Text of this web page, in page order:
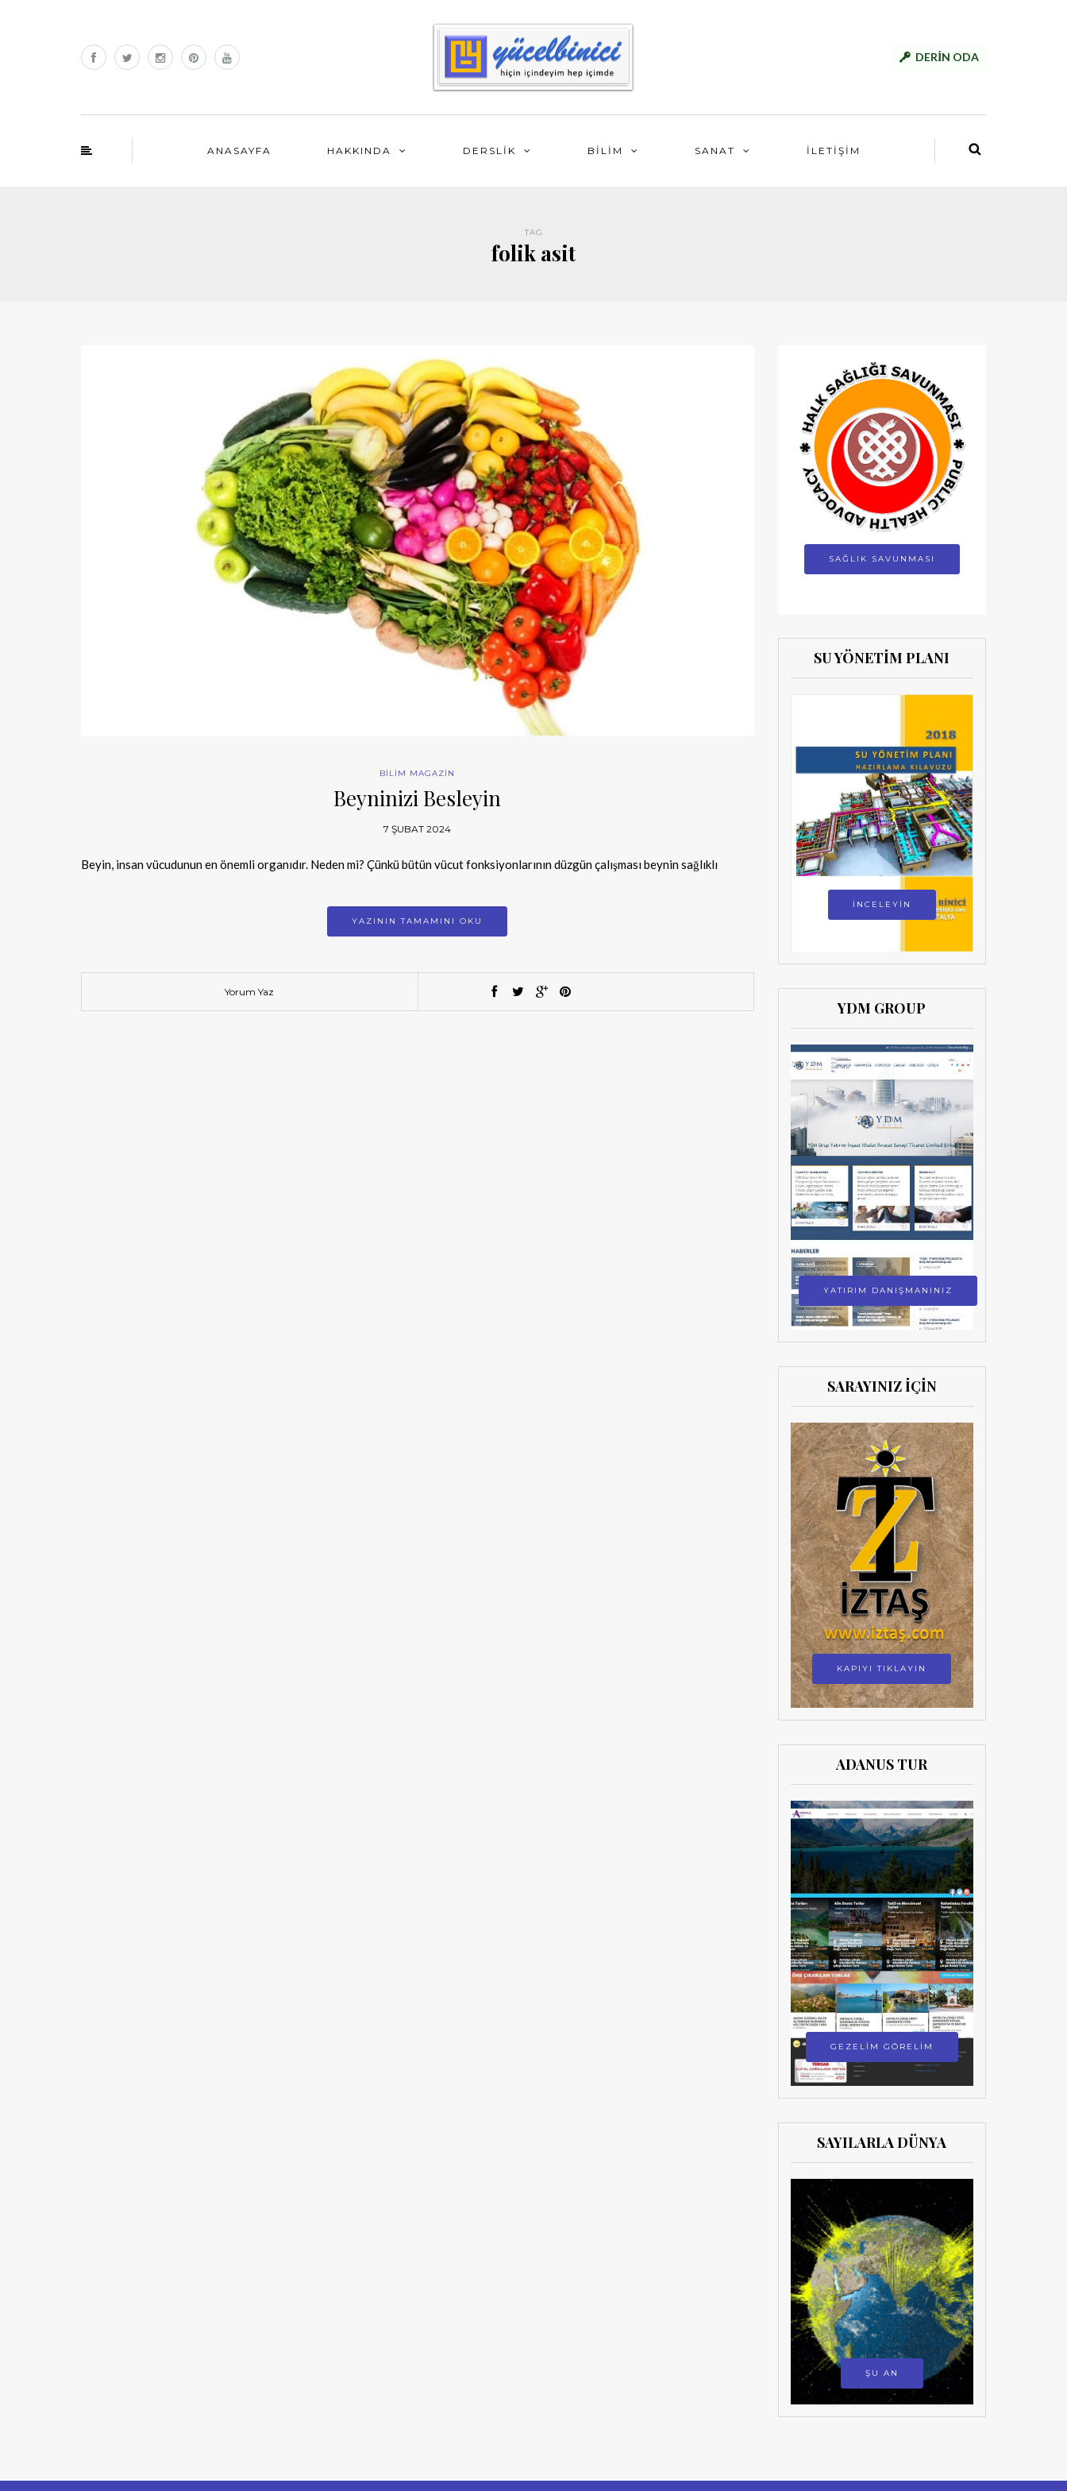
DERİN ODA
ANASAYFA HAKKINDA DERSLİK BİLİM SANAT İLETİŞİM
TAG
folik asit
BİLİM MAGAZİN
Beyninizi Besleyin
7 ŞUBAT 2024
Beyin, insan vücudunun en önemli organıdır. Neden mi? Çünkü bütün vücut fonksiyonlarının düzgün çalışması beynin sağlıklı
YAZININ TAMAMINI OKU
Yorum Yaz
SAĞLIK SAVUNMASI
SU YÖNETİM PLANI
İNCELEYİN
YDM GROUP
YATIRIM DANIŞMANINIZ
SARAYINIZ İÇİN
KAPIYI TIKLAYIN
ADANUS TUR
GEZELİM GÖRELİM
SAYILARLA DÜNYA
ŞU AN